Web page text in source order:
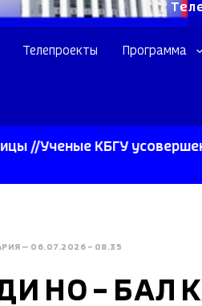
Телепроекты Программа
КБГУ
— 06.07.2026 – 08.35
–